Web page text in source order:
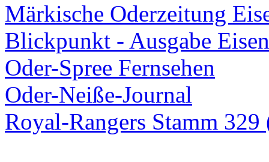
Märkische Oderzeitung
Blickpunkt - Ausgabe
Oder-Spree Fernsehen
Oder-Neiße-Journal
Royal-Rangers Stamm